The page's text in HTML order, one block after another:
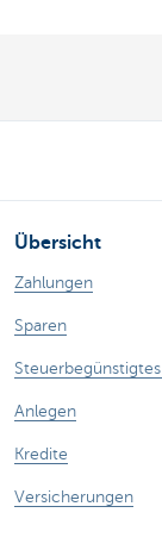
Übersicht
Zahlungen
Sparen
Anlegen
Kredite
Versicherungen